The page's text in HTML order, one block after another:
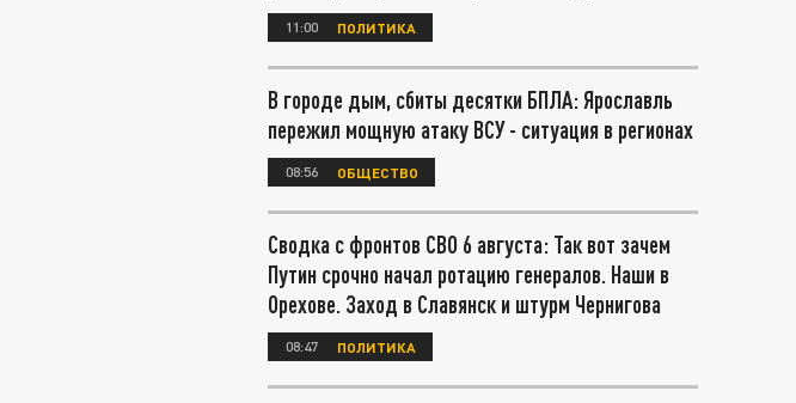
11:00 ПОЛИТИКА
В городе дым, сбиты десятки БПЛА: Ярославль
пережил мощную атаку ВСУ - ситуация в регионах
08:56 ОБЩЕСТВО
Сводка с фронтов СВО 6 августа: Так вот зачем
Путин срочно начал ротацию генералов. Наши в
Орехове. Заход в Славянск и штурм Чернигова
08:47 ПОЛИТИКА